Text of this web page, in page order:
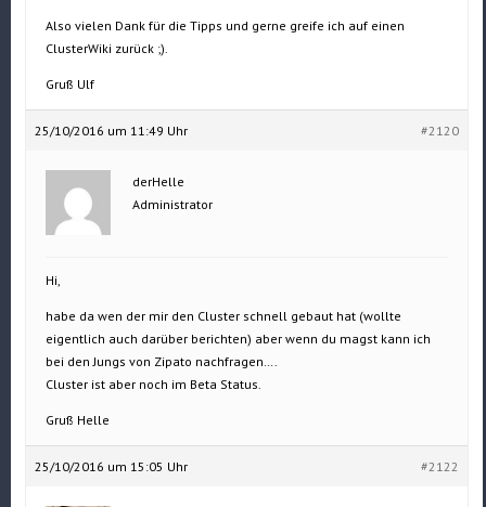
Also vielen Dank für die Tipps und gerne greife ich auf einen
ClusterWiki zurück ;).
Gruß Ulf
25/10/2016 um 11:49 Uhr #2120
derHelle
Administrator
Hi,
habe da wen der mir den Cluster schnell gebaut hat (wollte
eigentlich auch darüber berichten) aber wenn du magst kann ich
bei den Jungs von Zipato nachfragen….
Cluster ist aber noch im Beta Status.
Gruß Helle
25/10/2016 um 15:05 Uhr #2122